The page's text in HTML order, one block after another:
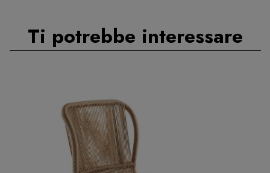
Ti potrebbe interessare